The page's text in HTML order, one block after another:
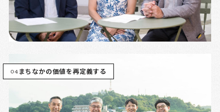
04 まちなかの価値を再定義する